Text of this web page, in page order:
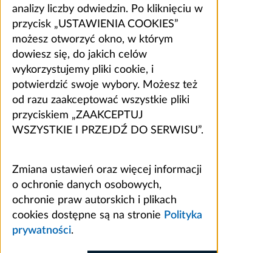
analizy liczby odwiedzin. Po kliknięciu w
przycisk „USTAWIENIA COOKIES”
możesz otworzyć okno, w którym
dowiesz się, do jakich celów
wykorzystujemy pliki cookie, i
potwierdzić swoje wybory. Możesz też
od razu zaakceptować wszystkie pliki
przyciskiem „ZAAKCEPTUJ
WSZYSTKIE I PRZEJDŹ DO SERWISU”.
Zmiana ustawień oraz więcej informacji
o ochronie danych osobowych,
ochronie praw autorskich i plikach
cookies dostępne są na stronie Polityka
prywatności.